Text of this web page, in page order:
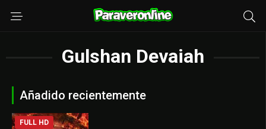
Gulshan Devaiah
Añadido recientemente
FULL HD